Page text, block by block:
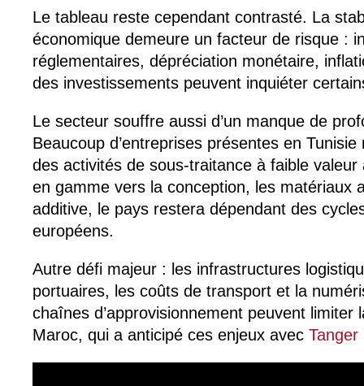
Le tableau reste cependant contrasté. La
économique demeure un facteur de risque :
réglementaires, dépréciation monétaire,
des investissements peuvent inquiéter
Le secteur souffre aussi d’un manque de
Beaucoup d’entreprises présentes en
des activités de sous-traitance à faible
en gamme vers la conception, les matériaux
additive, le pays restera dépendant des
européens.
Autre défi majeur : les infrastructures
portuaires, les coûts de transport et la
chaînes d’approvisionnement peuvent limiter
Maroc, qui a anticipé ces enjeux avec Tanger